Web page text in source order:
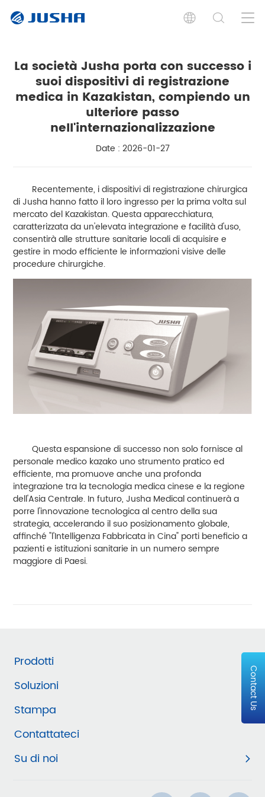
La società Jusha porta con successo i
suoi dispositivi di registrazione
medica in Kazakistan, compiendo un
ulteriore passo
nell'internazionalizzazione
Date : 2026-01-27
Recentemente, i dispositivi di registrazione chirurgica
di Jusha hanno fatto il loro ingresso per la prima volta sul
mercato del Kazakistan. Questa apparecchiatura,
caratterizzata da un'elevata integrazione e facilità d'uso,
consentirà alle strutture sanitarie locali di acquisire e
gestire in modo efficiente le informazioni visive delle
procedure chirurgiche.
Questa espansione di successo non solo fornisce al
personale medico kazako uno strumento pratico ed
efficiente, ma promuove anche una profonda
integrazione tra la tecnologia medica cinese e la regione
dell'Asia Centrale. In futuro, Jusha Medical continuerà a
porre l'innovazione tecnologica al centro della sua
strategia, accelerando il suo posizionamento globale,
affinché "l'Intelligenza Fabbricata in Cina" porti beneficio a
pazienti e istituzioni sanitarie in un numero sempre
maggiore di Paesi.
Contact Us
Prodotti
Soluzioni
Stampa
Contattateci
Su di noi